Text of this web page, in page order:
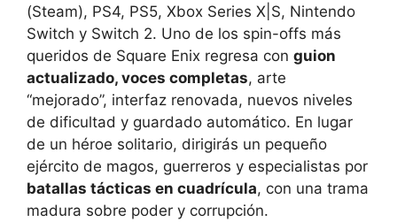
(Steam), PS4, PS5, Xbox Series X|S, Nintendo
Switch y Switch 2. Uno de los spin-offs más
queridos de Square Enix regresa con guion
actualizado, voces completas, arte
“mejorado”, interfaz renovada, nuevos niveles
de dificultad y guardado automático. En lugar
de un héroe solitario, dirigirás un pequeño
ejército de magos, guerreros y especialistas por
batallas tácticas en cuadrícula, con una trama
madura sobre poder y corrupción.